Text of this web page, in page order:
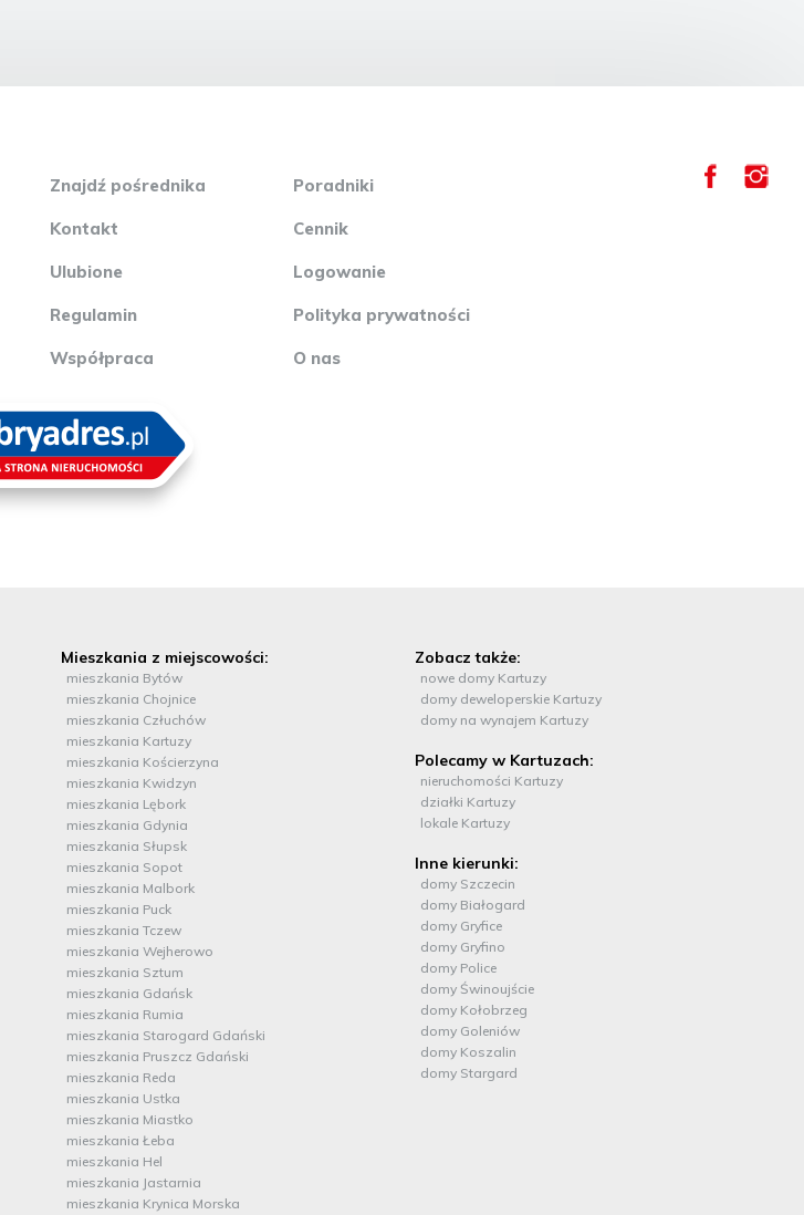
Znajdź pośrednika Poradniki
Kontakt Cennik
Ulubione Logowanie
Regulamin Polityka prywatności
Współpraca O nas
Mieszkania z miejscowości:
mieszkania Bytów
mieszkania Chojnice
mieszkania Człuchów
mieszkania Kartuzy
mieszkania Kościerzyna
mieszkania Kwidzyn
mieszkania Lębork
mieszkania Gdynia
mieszkania Słupsk
mieszkania Sopot
mieszkania Malbork
mieszkania Puck
mieszkania Tczew
mieszkania Wejherowo
mieszkania Sztum
mieszkania Gdańsk
mieszkania Rumia
mieszkania Starogard Gdański
mieszkania Pruszcz Gdański
mieszkania Reda
mieszkania Ustka
mieszkania Miastko
mieszkania Łeba
mieszkania Hel
mieszkania Jastarnia
mieszkania Krynica Morska
Zobacz także:
nowe domy Kartuzy
domy deweloperskie Kartuzy
domy na wynajem Kartuzy
Polecamy w Kartuzach:
nieruchomości Kartuzy
działki Kartuzy
lokale Kartuzy
Inne kierunki:
domy Szczecin
domy Białogard
domy Gryfice
domy Gryfino
domy Police
domy Świnoujście
domy Kołobrzeg
domy Goleniów
domy Koszalin
domy Stargard